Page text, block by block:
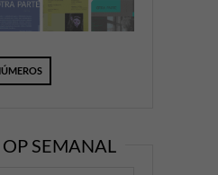
OP SEMANAL